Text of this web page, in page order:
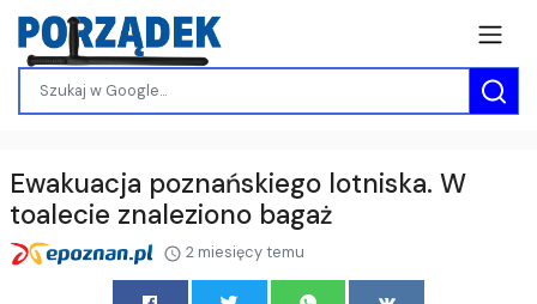
Ewakuacja poznańskiego lotniska. W
toalecie znaleziono bagaż
2 miesięcy temu